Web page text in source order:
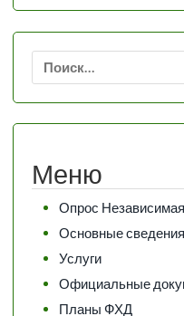
Найти:
Меню
Опрос
Основные сведения
Услуги
Официальные
Планы ФХД